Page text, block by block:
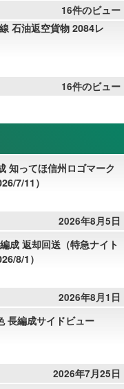
16件のビュー
石油返空貨物 2084レ
16件のビュー
知ってほ信州ロゴマーク
7/11）
2026年8月5日
成 返却回送（特急ナイト
8/1）
2026年8月1日
長編成サイドビュー
2026年7月25日